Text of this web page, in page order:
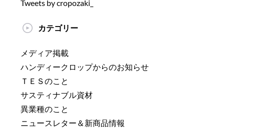
Tweets by cropozaki_
カテゴリー
メディア掲載
ハンディークロップからのお知らせ
ＴＥＳのこと
サスティナブル資材
異業種のこと
ニュースレター＆新商品情報